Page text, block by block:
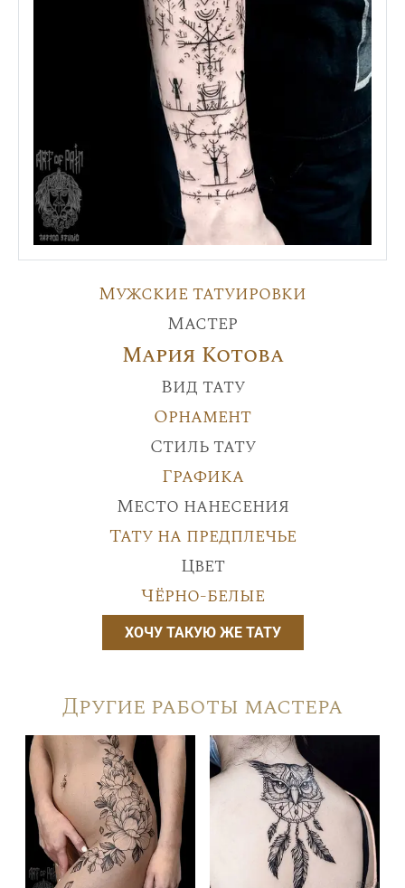
Мужские татуировки
Мастер
Мария Котова
Вид тату
Орнамент
Стиль тату
Графика
Место нанесения
Тату на предплечье
Цвет
Чёрно-белые
ХОЧУ ТАКУЮ ЖЕ ТАТУ
Другие работы мастера